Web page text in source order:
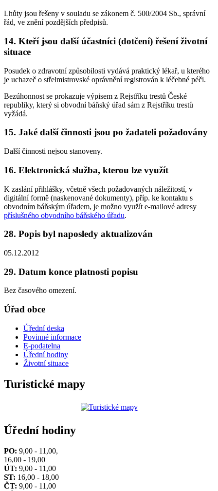
Lhůty jsou řešeny v souladu se zákonem č. 500/2004 Sb., správní
řád, ve znění pozdějších předpisů.
14. Kteří jsou další účastníci (dotčení) řešení životní
situace
Posudek o zdravotní způsobilosti vydává praktický lékař, u kterého
je uchazeč o střelmistrovské oprávnění registrován k léčebné péči.
Bezúhonnost se prokazuje výpisem z Rejstříku trestů České
republiky, který si obvodní báňský úřad sám z Rejstříku trestů
vyžádá.
15. Jaké další činnosti jsou po žadateli požadovány
Další činnosti nejsou stanoveny.
16. Elektronická služba, kterou lze využít
K zaslání přihlášky, včetně všech požadovaných náležitostí, v
digitální formě (naskenované dokumenty), příp. ke kontaktu s
obvodním báňským úřadem, je možno využít e-mailové adresy
příslušného obvodního báňského úřadu.
28. Popis byl naposledy aktualizován
05.12.2012
29. Datum konce platnosti popisu
Bez časového omezení.
Úřad obce
Úřední deska
Povinné informace
E-podatelna
Úřední hodiny
Životní situace
Turistické mapy
Úřední hodiny
PO: 9,00 - 11,00,
16,00 - 19,00
ÚT: 9,00 - 11,00
ST: 16,00 - 18,00
ČT: 9,00 - 11,00